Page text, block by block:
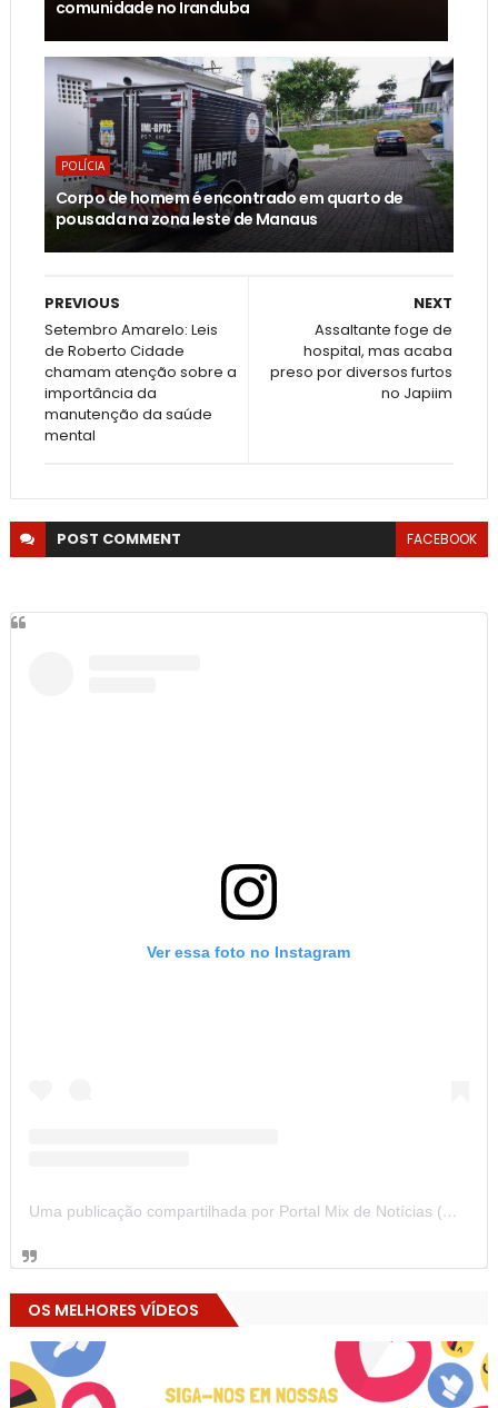
comunidade no Iranduba
POLÍCIA
Corpo de homem é encontrado em quarto de
pousada na zona leste de Manaus
NEXT
Assaltante foge de
hospital, mas acaba
preso por diversos furtos
no Japiim
PREVIOUS
Setembro Amarelo: Leis
de Roberto Cidade
chamam atenção sobre a
importância da
manutenção da saúde
mental
POST COMMENT FACEBOOK
Ver essa foto no Instagram
Uma publicação compartilhada por Portal Mix de Notícias (@portalmixdenoticias)
OS MELHORES VÍDEOS